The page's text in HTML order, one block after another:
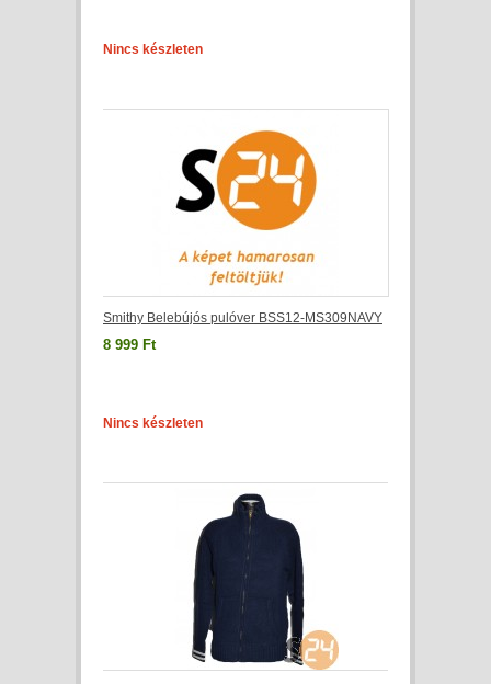
Nincs készleten
Smithy Belebújós pulóver BSS12-MS309NAVY
8 999 Ft
Nincs készleten